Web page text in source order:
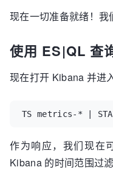
现在一切准备就绪！
使用 ES|QL 查
现在打开 Kibana 并进
TS metrics-* |
作为响应，我们现在
Kibana 的时间范围过